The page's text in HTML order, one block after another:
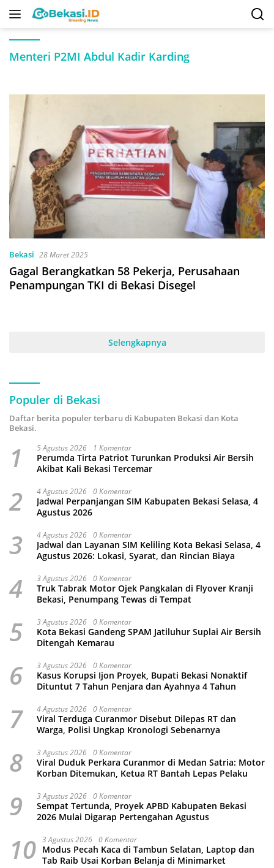
Langsung
Menteri P2MI Abdul Kadir Karding
Bekasi 28 Maret 2025
Gagal Berangkatkan 58 Pekerja, Perusahaan
Penampungan TKI di Bekasi Disegel
Selengkapnya
Populer di Bekasi
Daftar berita populer terbaru di Kabupaten Bekasi dan Kota
Bekasi.
1 5 Agustus 2026 1 Komentar
Perumda Tirta Patriot Turunkan Produksi Air Bersih
Akibat Kali Bekasi Tercemar
2 4 Agustus 2026 0 Komentar
Jadwal Perpanjangan SIM Kabupaten Bekasi Selasa, 4
Agustus 2026
3 4 Agustus 2026 0 Komentar
Jadwal dan Layanan SIM Keliling Kota Bekasi Selasa, 4
Agustus 2026: Lokasi, Syarat, dan Rincian Biaya
4 3 Agustus 2026 0 Komentar
Truk Tabrak Motor Ojek Pangkalan di Flyover Kranji
Bekasi, Penumpang Tewas di Tempat
5 3 Agustus 2026 0 Komentar
Kota Bekasi Gandeng SPAM Jatiluhur Suplai Air Bersih
Ditengah Kemarau
6 3 Agustus 2026 0 Komentar
Kasus Korupsi Ijon Proyek, Bupati Bekasi Nonaktif
Dituntut 7 Tahun Penjara dan Ayahnya 4 Tahun
7 4 Agustus 2026 0 Komentar
Viral Terduga Curanmor Disebut Dilepas RT dan
Warga, Polisi Ungkap Kronologi Sebenarnya
8 3 Agustus 2026 0 Komentar
Viral Duduk Perkara Curanmor di Medan Satria: Motor
Korban Ditemukan, Ketua RT Bantah Lepas Pelaku
9 3 Agustus 2026 0 Komentar
Sempat Tertunda, Proyek APBD Kabupaten Bekasi
2026 Mulai Digarap Pertengahan Agustus
10 3 Agustus 2026 0 Komentar
Modus Pecah Kaca di Tambun Selatan, Laptop dan
Tab Raib Usai Korban Belanja di Minimarket